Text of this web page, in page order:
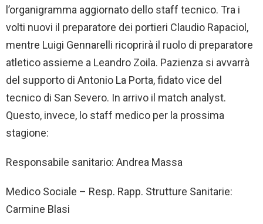
l’organigramma aggiornato dello staff tecnico. Tra i
volti nuovi il preparatore dei portieri Claudio Rapaciol,
mentre Luigi Gennarelli ricoprirà il ruolo di preparatore
atletico assieme a Leandro Zoila. Pazienza si avvarrà
del supporto di Antonio La Porta, fidato vice del
tecnico di San Severo. In arrivo il match analyst.
Questo, invece, lo staff medico per la prossima
stagione:
Responsabile sanitario: Andrea Massa
Medico Sociale – Resp. Rapp. Strutture Sanitarie:
Carmine Blasi